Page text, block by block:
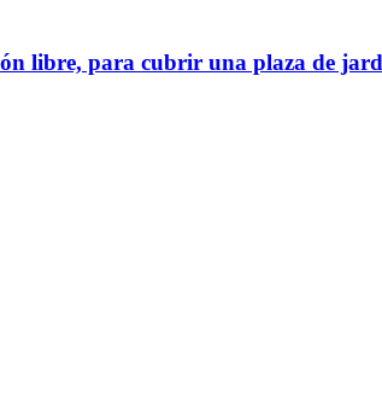
libre, para cubrir una plaza de